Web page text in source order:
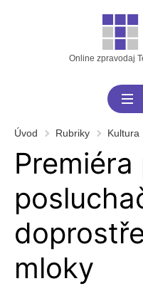
Online zpravodaj
Úvod Rubriky Kultura
Premiéra
mloky